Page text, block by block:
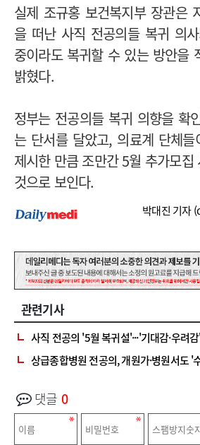
실제 조규홍 보건복지부 장관은
을 떠난 사직 전공의들 복귀 의
중이라도 복귀할 수 있는 방안을
밝혔다.
정부는 전공의들 복귀 의향을 확
는 단서를 달았고, 의료계 단체
제시한 만큼 조만간 5월 추가모집
것으로 보인다.
박대진 기자 (
관련기사
사직 전공의 '5월 복귀설'···'기대감·우려
상급종합병원 전공의, 개원가·병원서도 '
댓글 0